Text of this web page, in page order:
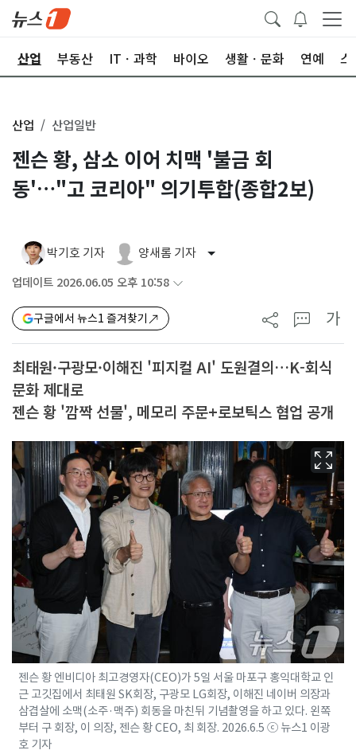
산업 부동산 ITㆍ과학 바이오 생활ㆍ문화 연예 스
산업 산업일반
젠슨 황, 삼소 이어 치맥 '불금 회
동'…"고 코리아" 의기투합(종합2보)
박기호 기자 양새롬 기자
업데이트 2026.06.05 오후 10:58
구글에서 뉴스1 즐겨찾기 가
최태원·구광모·이해진 '피지컬 AI' 도원결의…K-회식
문화 제대로
젠슨 황 '깜짝 선물', 메모리 주문+로보틱스 협업 공개
젠슨 황 엔비디아 최고경영자(CEO)가 5일 서울 마포구 홍익대학교 인
근 고깃집에서 최태원 SK회장, 구광모 LG회장, 이해진 네이버 의장과
삼겹살에 소맥(소주·맥주) 회동을 마친뒤 기념촬영을 하고 있다. 왼쪽
부터 구 회장, 이 의장, 젠슨 황 CEO, 최 회장. 2026.6.5 ⓒ 뉴스1 이광
호 기자